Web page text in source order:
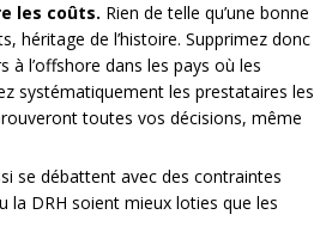
les coûts. Rien de telle qu’une bonne
héritage de l’histoire. Supprimez donc
à l’offshore dans les pays où les
systématiquement les prestataires les
toutes vos décisions, même
se débattent avec des contraintes
la DRH soient mieux loties que les